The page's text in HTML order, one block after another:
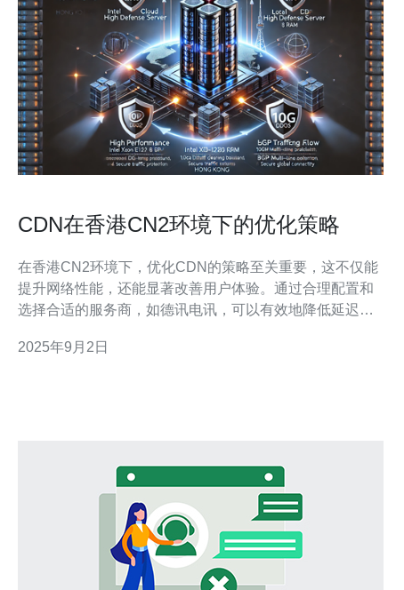
CDN在香港CN2环境下的优化策略
在香港CN2环境下，优化CDN的策略至关重要，这不仅能
提升网络性能，还能显著改善用户体验。通过合理配置和
选择合适的服务商，如德讯电讯，可以有效地降低延迟，
香港CN2环境 香港的CN2网络因其低延迟和高带宽而受到
2025年9月2日